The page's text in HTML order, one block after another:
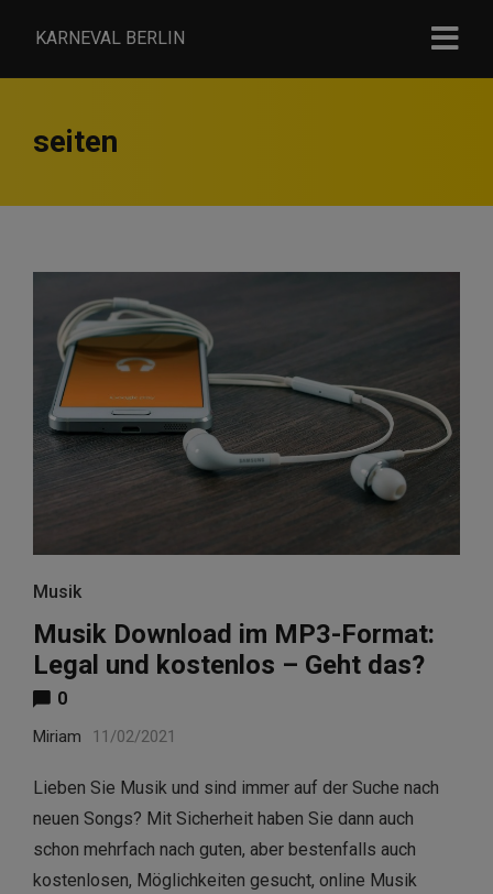
KARNEVAL BERLIN
seiten
Musik
Musik Download im MP3-Format:
Legal und kostenlos – Geht das?
0
Miriam 11/02/2021
Lieben Sie Musik und sind immer auf der Suche nach
neuen Songs? Mit Sicherheit haben Sie dann auch
schon mehrfach nach guten, aber bestenfalls auch
kostenlosen, Möglichkeiten gesucht, online Musik